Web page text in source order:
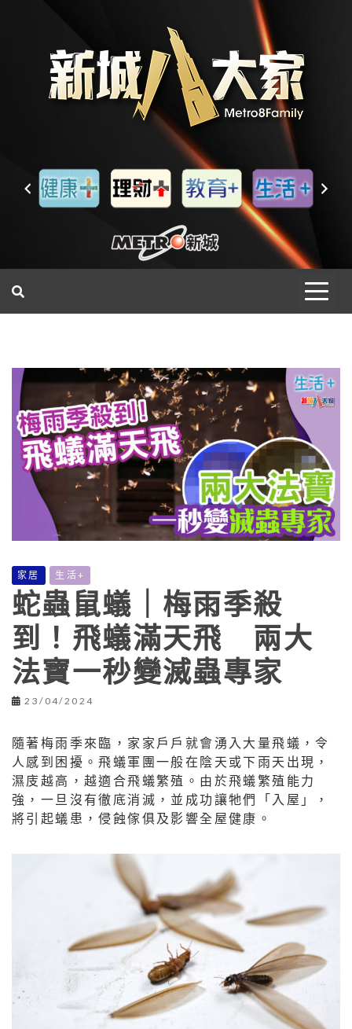
家居 生活+
蛇蟲鼠蟻｜梅雨季殺
到！飛蟻滿天飛 兩大
法寶一秒變滅蟲專家
23/04/2024
隨著梅雨季來臨，家家戶戶就會湧入大量飛蟻，令
人感到困擾。飛蟻軍團一般在陰天或下雨天出現，
濕庋越高，越適合飛蟻繁殖。由於飛蟻繁殖能力
強，一旦沒有徹底消滅，並成功讓牠們「入屋」，
將引起蟻患，侵蝕傢俱及影響全屋健康。